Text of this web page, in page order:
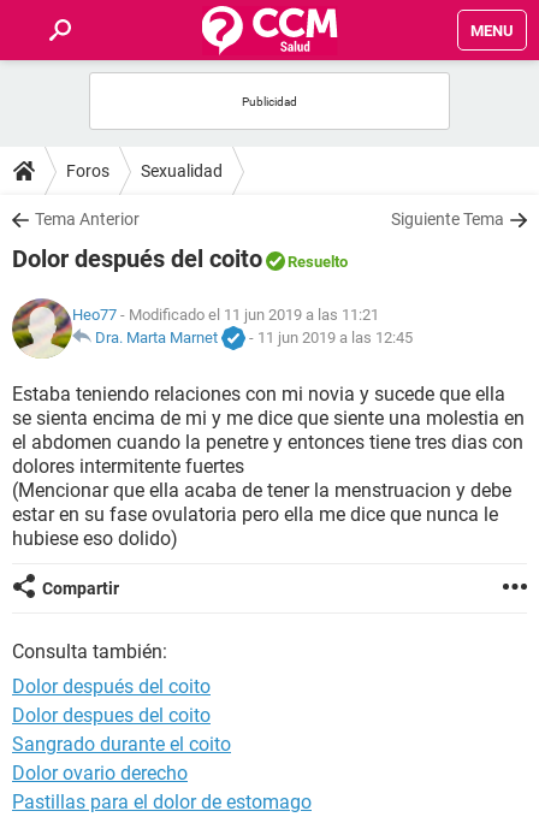
MENU
FOROS
SALUD
NUTRICIÓN
BIENESTAR
SEXUALIDAD
GLOSARIO
Foros Sexualidad
Tema Anterior Siguiente Tema
Dolor después del coito Resuelto
Heo77 - Modificado el 11 jun 2019 a las 11:21
Dra. Marta Marnet
- 11 jun 2019 a las 12:45
Estaba teniendo relaciones con mi novia y sucede que ella
se sienta encima de mi y me dice que siente una molestia en
el abdomen cuando la penetre y entonces tiene tres dias con
dolores intermitente fuertes
(Mencionar que ella acaba de tener la menstruacion y debe
estar en su fase ovulatoria pero ella me dice que nunca le
hubiese eso dolido)
Compartir
Consulta también:
Dolor después del coito
Dolor despues del coito
Sangrado durante el coito
Dolor ovario derecho
Pastillas para el dolor de estomago